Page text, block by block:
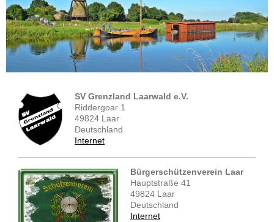
SV Grenzland Laarwald e.V.
Riddergoar 1
49824 Laar
Deutschland
Internet
Bürgerschützenverein Laar
Hauptstraße 41
49824 Laar
Deutschland
Internet